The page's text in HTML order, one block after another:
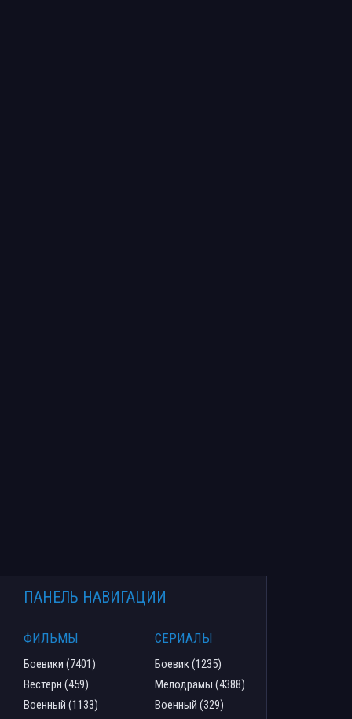
ПАНЕЛЬ НАВИГАЦИИ
ФИЛЬМЫ
Боевики (7401)
Вестерн (459)
Военный (1133)
СЕРИАЛЫ
Боевик (1235)
Мелодрамы (4388)
Военный (329)